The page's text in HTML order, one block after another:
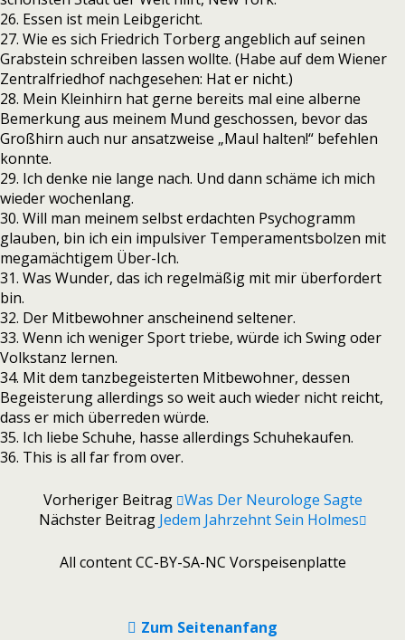
26. Essen ist mein Leibgericht.
27. Wie es sich Friedrich Torberg angeblich auf seinen
Grabstein schreiben lassen wollte. (Habe auf dem Wiener
Zentralfriedhof nachgesehen: Hat er nicht.)
28. Mein Kleinhirn hat gerne bereits mal eine alberne
Bemerkung aus meinem Mund geschossen, bevor das
Großhirn auch nur ansatzweise „Maul halten!“ befehlen
konnte.
29. Ich denke nie lange nach. Und dann schäme ich mich
wieder wochenlang.
30. Will man meinem selbst erdachten Psychogramm
glauben, bin ich ein impulsiver Temperamentsbolzen mit
megamächtigem Über-Ich.
31. Was Wunder, das ich regelmäßig mit mir überfordert
bin.
32. Der Mitbewohner anscheinend seltener.
33. Wenn ich weniger Sport triebe, würde ich Swing oder
Volkstanz lernen.
34. Mit dem tanzbegeisterten Mitbewohner, dessen
Begeisterung allerdings so weit auch wieder nicht reicht,
dass er mich überreden würde.
35. Ich liebe Schuhe, hasse allerdings Schuhekaufen.
36. This is all far from over.
Vorheriger Beitrag Was Der Neurologe Sagte
Nächster Beitrag Jedem Jahrzehnt Sein Holmes
All content CC-BY-SA-NC Vorspeisenplatte
Zum Seitenanfang